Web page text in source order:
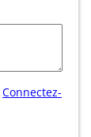
Connectez-